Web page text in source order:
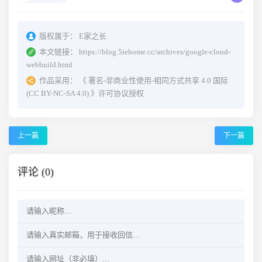
版权属于：
E家之长
本文链接：
https://blog.5iehome.cc/archives/google-cloud-
webbuild.html
作品采用：
《 署名-非商业性使用-相同方式共享 4.0 国际
(CC BY-NC-SA 4.0) 》许可协议授权
上一篇 下一篇
评论 (0)